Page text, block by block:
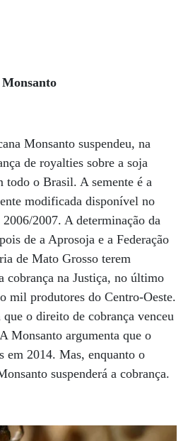
Monsanto
Monsanto suspendeu, na
de royalties sobre a soja
todo o Brasil. A semente é a
modificada disponível no
2007. A determinação da
de a Aprosoja e a Federação
de Mato Grosso terem
cobrança na Justiça, no último
mil produtores do Centro-Oeste.
o direito de cobrança venceu
Monsanto argumenta que o
em 2014. Mas, enquanto o
suspenderá a cobrança.